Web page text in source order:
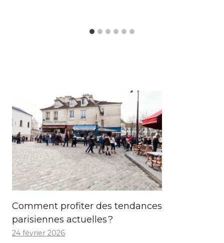
Comment profiter des tendances
parisiennes actuelles ?
24 février 2026